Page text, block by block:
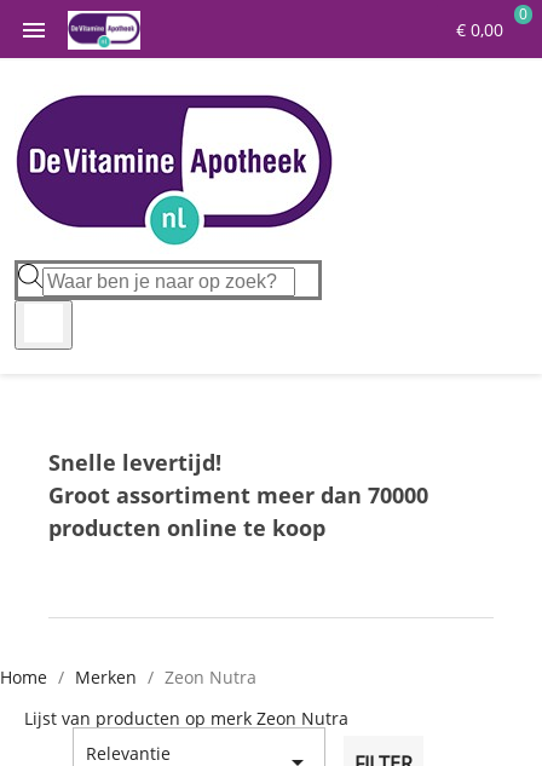
 € 0,00
0
Snelle levertijd!
Groot assortiment meer dan 70000
producten online te koop
Home Merken
Zeon Nutra
Lijst van producten op merk Zeon Nutra
Relevantie